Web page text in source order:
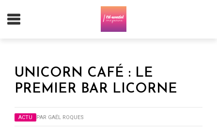
UNICORN CAFÉ : LE
PREMIER BAR LICORNE
ACTU PAR GAËL ROQUES